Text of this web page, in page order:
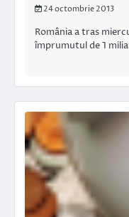
24 octombrie 2013
România a tras
împrumutul de 1